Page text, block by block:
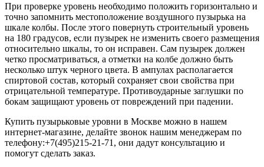
При проверке уровень необходимо положить горизонтально и
точно запомнить местоположение воздушного пузырька на
шкале колбы. После этого повернуть строительный уровень
на 180 градусов, если пузырек не изменить своего размещения
относительно шкалы, то он исправен. Сам пузырек должен
четко просматриваться, а отметки на колбе должно быть
несколько штук черного цвета. В ампулах располагается
спиртовой состав, который сохраняет свои свойства при
отрицательной температуре. Противоударные заглушки по
бокам защищают уровень от повреждений при падении.
Купить пузырьковые уровни в Москве можно в нашем
интернет-магазине, делайте звонок нашим менеджерам по
телефону:+7(495)215-21-71, они дадут консультацию и
помогут сделать заказ.